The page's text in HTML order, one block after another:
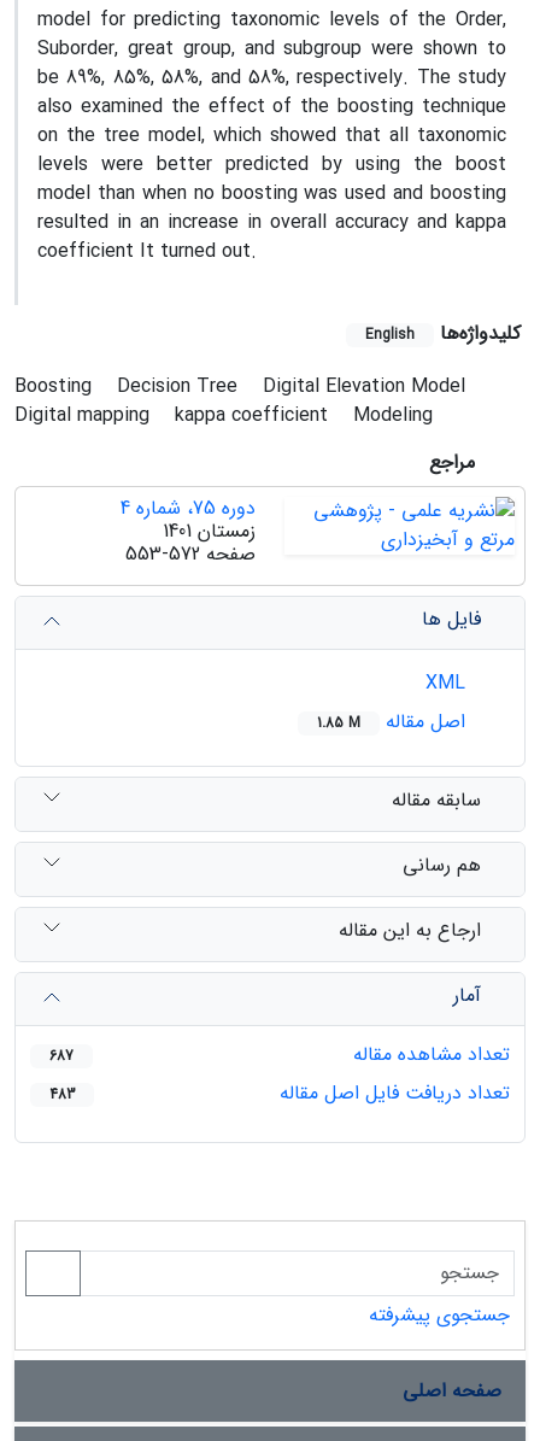
model for predicting taxonomic levels of the Order,
Suborder, great group, and subgroup were shown to
be 89%, 85%, 58%, and 58%, respectively. The study
also examined the effect of the boosting technique
on the tree model, which showed that all taxonomic
levels were better predicted by using the boost
model than when no boosting was used and boosting
resulted in an increase in overall accuracy and kappa
coefficient It turned out.
کلیدواژه‌ها English
Boosting Decision Tree
Digital Elevation Model
Digital mapping
kappa coefficient
Modeling
مراجع
دوره 75، شماره 4
زمستان 1401
صفحه 553-572
فایل ها
اصل مقاله
1.85 M
سابقه مقاله
هم رسانی
ارجاع به این مقاله
آمار
تعداد مشاهده مقاله
687
تعداد دریافت فایل اصل مقاله 483
جستجوی پیشرفته
صفحه اصلی